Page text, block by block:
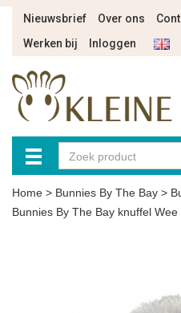
Nieuwsbrief Over ons
Werken bij
Inloggen
Home > Bunnies By The Bay >
Bunnies By The Bay knuffel